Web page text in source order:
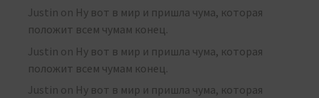
Justin on Ну вот в мир и пришла чума, которая
положит всем чумам конец.
Justin on Ну вот в мир и пришла чума, которая
положит всем чумам конец.
Justin on Ну вот в мир и пришла чума, которая